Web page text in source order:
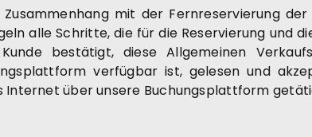
mit der Fernreservierung
alle Schritte, die für die Reservierung und
bestätigt, diese Allgemeinen
verfügbar ist, gelesen und
Internet über unsere Buchungsplattform